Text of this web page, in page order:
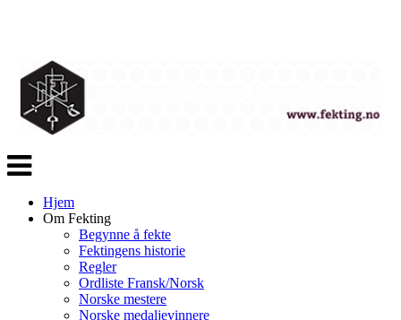
Veksle
navigasjon
Hjem
Om Fekting
Begynne å fekte
Fektingens historie
Regler
Ordliste Fransk/Norsk
Norske mestere
Norske medaljevinnere